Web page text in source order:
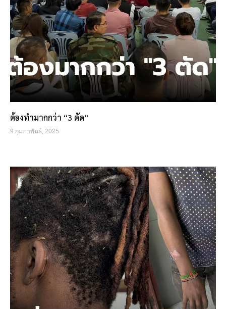
ต้องทำมากกว่า “3 ตัด”
9 กุมภาพันธ์, 2025